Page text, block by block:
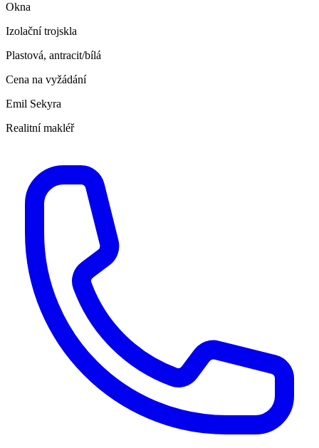
Okna
Izolační trojskla
Plastová, antracit/bílá
Cena na vyžádání
Emil Sekyra
Realitní makléř